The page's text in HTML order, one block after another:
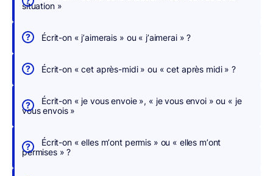
r
i
v
e
s
s
situation »
Écrit-on « j’aimerais » ou « j’aimerai » ?
Écrit-on « cet après-midi » ou « cet après midi » ?
Écrit-on « je vous envoie », « je vous envoi » ou « je
vous envois »
Écrit-on « elles m’ont permis » ou « elles m’ont
permises » ?